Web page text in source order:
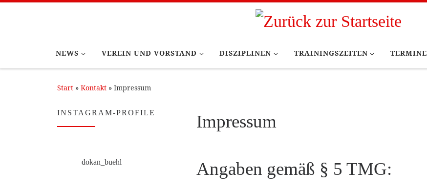
NEWS VEREIN UND VORSTAND DISZIPLINEN TRAININGSZEITEN TERMINE
Start » Kontakt » Impressum
Impressum
Angaben gemäß § 5 TMG:
INSTAGRAM-PROFILE
dokan_buehl